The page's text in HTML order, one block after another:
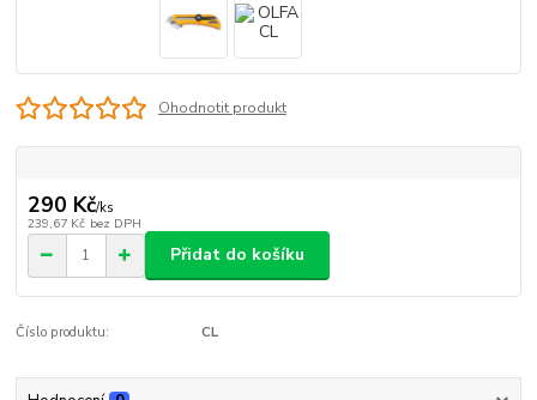
Ohodnotit produkt
290 Kč/ks
239,67 Kč bez DPH
Přidat do košíku
Číslo produktu: CL